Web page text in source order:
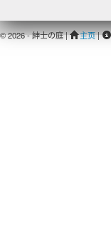
© 2026 - 紳士の庭 | 主页|